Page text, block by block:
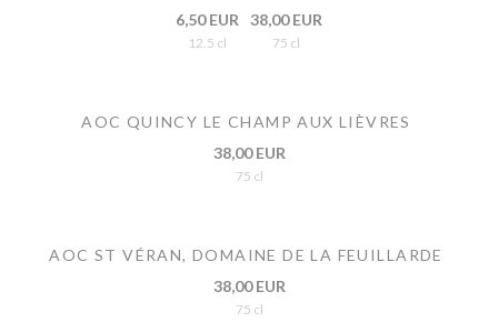
6,50 EUR
12.5 cl
38,00 EUR
75 cl
AOC QUINCY LE CHAMP AUX LIÈVRES
38,00 EUR
75 cl
AOC ST VÉRAN, DOMAINE DE LA FEUILLARDE
38,00 EUR
75 cl